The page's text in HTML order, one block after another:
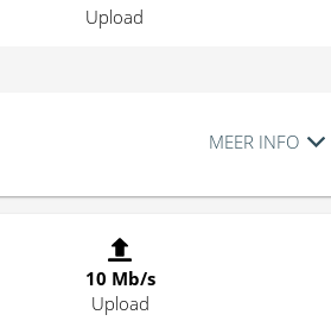
Upload
MEER INFO
10 Mb/s
Upload